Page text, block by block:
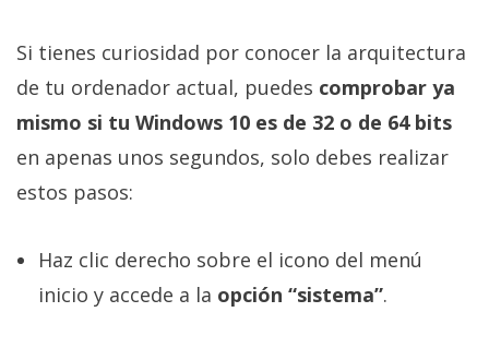
Si tienes curiosidad por conocer la arquitectura
de tu ordenador actual, puedes comprobar ya
mismo si tu Windows 10 es de 32 o de 64 bits
en apenas unos segundos, solo debes realizar
estos pasos:
Haz clic derecho sobre el icono del menú
inicio y accede a la opción “sistema”.